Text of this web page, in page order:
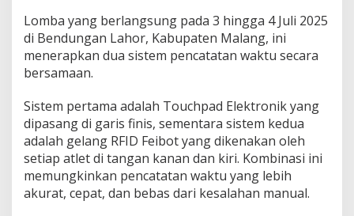
o
n
e
s
Lomba yang berlangsung pada 3 hingga 4 Juli 2025
di Bendungan Lahor, Kabupaten Malang, ini
menerapkan dua sistem pencatatan waktu secara
bersamaan.
Sistem pertama adalah Touchpad Elektronik yang
dipasang di garis finis, sementara sistem kedua
adalah gelang RFID Feibot yang dikenakan oleh
setiap atlet di tangan kanan dan kiri. Kombinasi ini
memungkinkan pencatatan waktu yang lebih
akurat, cepat, dan bebas dari kesalahan manual.